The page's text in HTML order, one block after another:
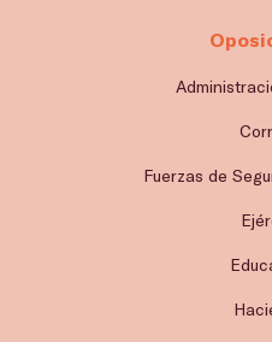
Fuerzas de